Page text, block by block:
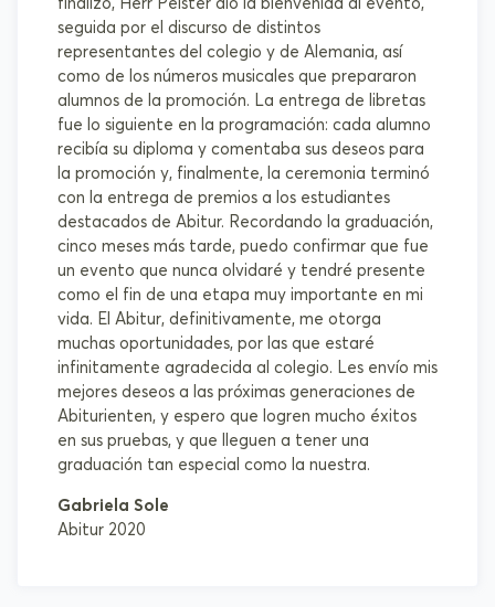
finalizó, Herr Pelster dio la bienvenida al evento,
seguida por el discurso de distintos
representantes del colegio y de Alemania, así
como de los números musicales que prepararon
alumnos de la promoción. La entrega de libretas
fue lo siguiente en la programación: cada alumno
recibía su diploma y comentaba sus deseos para
la promoción y, finalmente, la ceremonia terminó
con la entrega de premios a los estudiantes
destacados de Abitur. Recordando la graduación,
cinco meses más tarde, puedo confirmar que fue
un evento que nunca olvidaré y tendré presente
como el fin de una etapa muy importante en mi
vida. El Abitur, definitivamente, me otorga
muchas oportunidades, por las que estaré
infinitamente agradecida al colegio. Les envío mis
mejores deseos a las próximas generaciones de
Abiturienten, y espero que logren mucho éxitos
en sus pruebas, y que lleguen a tener una
graduación tan especial como la nuestra.
Gabriela Sole
Abitur 2020